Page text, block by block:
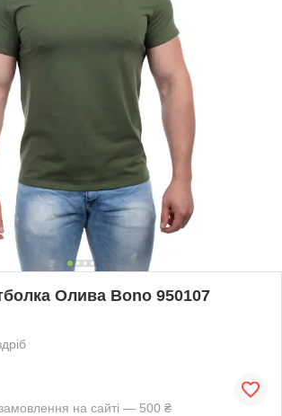
Олива Bono 950107
на сайті — 500 ₴